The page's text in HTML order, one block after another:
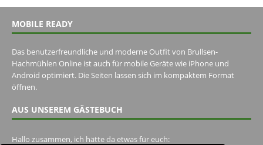
MOBILE READY
Das benutzerfreundliche und moderne Outfit von Brullsen-
Hachmühlen Online ist auch für mobile Geräte wie iPhone und
Android optimiert. Die Seiten lassen sich im kompaktem Format
öffnen.
AUS UNSEREM GÄSTEBUCH
Hallo zusammen, ich hätte da etwas für euch: